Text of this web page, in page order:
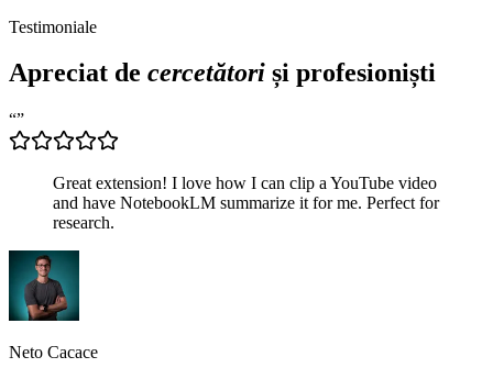
Testimoniale
Apreciat de cercetători și profesioniști
“”
Great extension! I love how I can clip a YouTube video
and have NotebookLM summarize it for me. Perfect for
research.
Neto Cacace